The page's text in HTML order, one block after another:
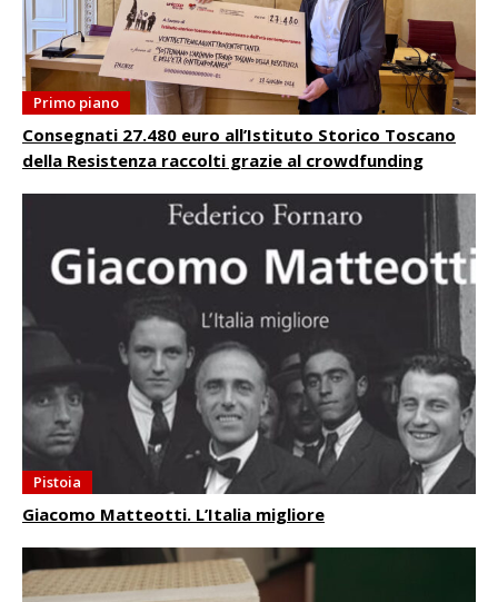
Primo piano
Consegnati 27.480 euro all’Istituto Storico Toscano
della Resistenza raccolti grazie al crowdfunding
Pistoia
Giacomo Matteotti. L’Italia migliore